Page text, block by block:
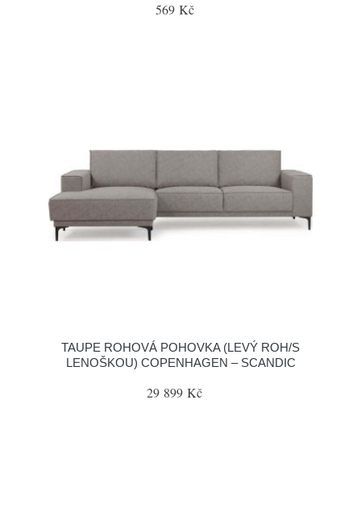
569 Kč
TAUPE ROHOVÁ POHOVKA (LEVÝ ROH/S
LENOŠKOU) COPENHAGEN – SCANDIC
29 899 Kč